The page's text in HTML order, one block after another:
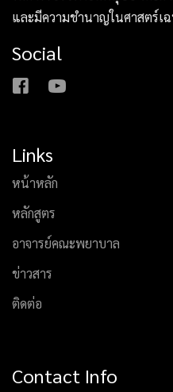
และมีความชำนาญในศาสตร์เ
Social
Links
หน้าหลัก
หลักสูตร
อาจารย์คณะพยาบาล
ข่าวสาร
ติดต่อ
Contact Info